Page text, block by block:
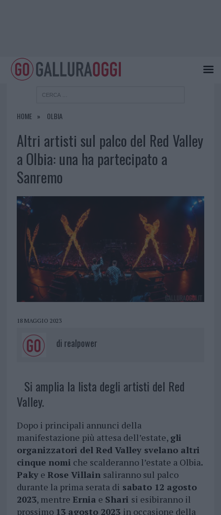
HOME OLBIA
Altri artisti sul palco del Red Valley
a Olbia: una ha partecipato a
Sanremo
18 MAGGIO 2023
di realpower
Si amplia la lista degli artisti del Red
Valley.
Dopo i principali annunci della
manifestazione più attesa dell’estate, gli
organizzatori del Red Valley svelano altri
cinque nomi che scalderanno l’estate a Olbia.
Pakye Rose Villain saliranno sul palco
durante la prima serata di sabato 12 agosto
2023, mentre Ernia e Shari si esibiranno il
prossimo 13 agosto 2023 in occasione della